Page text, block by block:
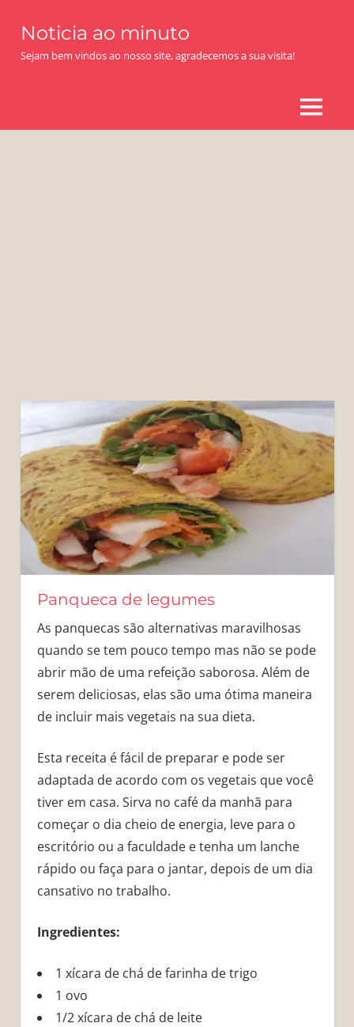
content
Noticia ao minuto
Sejam bem vindos ao nosso site, agradecemos a sua visita!
MENU
Panqueca de legumes
As panquecas são alternativas maravilhosas
quando se tem pouco tempo mas não se pode
abrir mão de uma refeição saborosa. Além de
serem deliciosas, elas são uma ótima maneira
de incluir mais vegetais na sua dieta.
Esta receita é fácil de preparar e pode ser
adaptada de acordo com os vegetais que você
tiver em casa. Sirva no café da manhã para
começar o dia cheio de energia, leve para o
escritório ou a faculdade e tenha um lanche
rápido ou faça para o jantar, depois de um dia
cansativo no trabalho.
Ingredientes:
1 xícara de chá de farinha de trigo
1 ovo
1/2 xícara de chá de leite